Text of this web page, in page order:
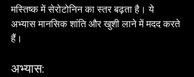
मस्तिष्क में सेरोटोनिन का स्तर बढ़ता है। ये
अभ्यास मानसिक शांति और खुशी लाने में मदद करते
हैं।
अभ्यास: